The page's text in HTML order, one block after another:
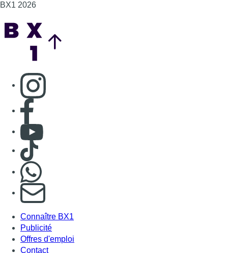
BX1 2026
Consulter page Instagram
Consulter page Facebook
Consulter Youtube
Consulter TikTok
S'abonner à notre newsletter
Connaître BX1
Publicité
Offres d'emploi
Contact